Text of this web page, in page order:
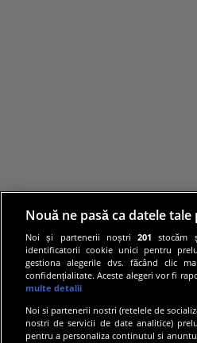
Nouă ne pasă ca datele
Noi și partenerii noștri201 stocăm
identificatorii cookie unici pentru
gestiona alegerile dvs. făcând clic
confidențialitate. Aceste alegeri vor fi
multe detalii
Noi si partenerii nostri (retelele de
nostri de servicii de date analitice)
pentru a personaliza continutul si